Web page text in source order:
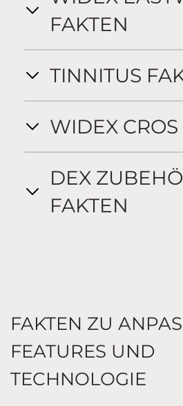
FAKTEN
TINNITUS
WIDEX CROS
DEX
FAKTEN
FAKTEN ZU
FEATURES UND
TECHNOLOGIE